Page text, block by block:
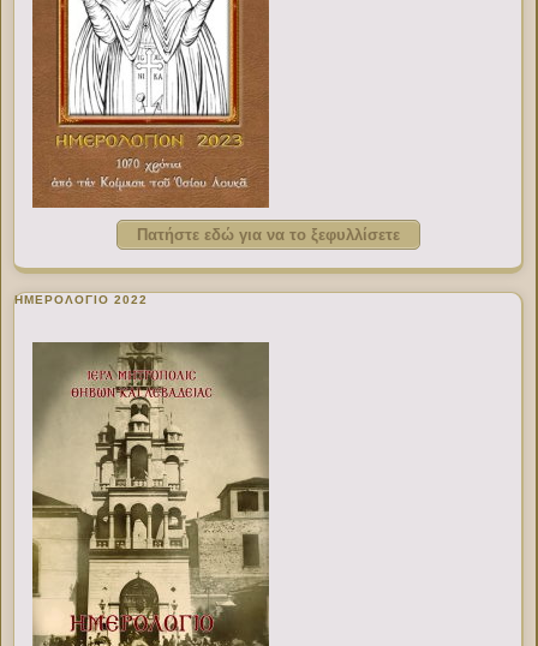
Πατήστε εδώ για να το ξεφυλλίσετε
ΗΜΕΡΟΛΟΓΙΟ 2022